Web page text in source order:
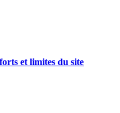
et limites du site